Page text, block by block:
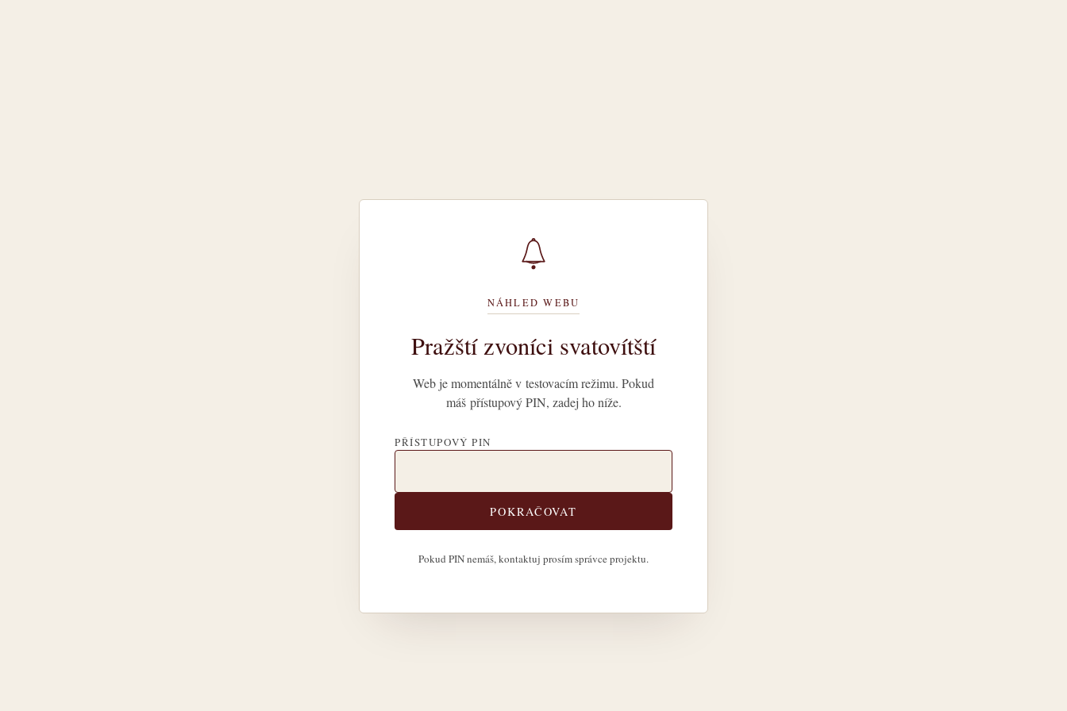
NÁHLED WEBU
Pražští zvoníci svatovítští
Web je momentálně v testovacím režimu. Pokud
máš přístupový PIN, zadej ho níže.
PŘÍSTUPOVÝ PIN
POKRAČOVAT
Pokud PIN nemáš, kontaktuj prosím správce projektu.